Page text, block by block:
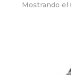
Mostrando el